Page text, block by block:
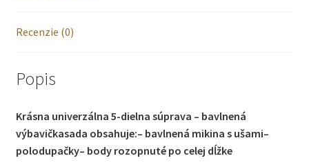
Recenzie (0)
Popis
Krásna univerzálna 5-dielna súprava – bavlnená
výbavičkasada obsahuje:– bavlnená mikina s ušami–
polodupačky– body rozopnuté po celej dĺžke